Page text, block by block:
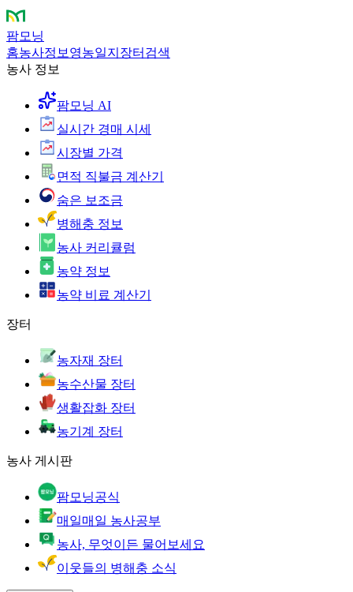
팜모닝
홈농사정보 영농일지 장터 검색
농사 정보
팜모닝 AI
실시간 경매 시세
시장별 가격
면적 직불금 계산기
숨은 보조금
병해충 정보
농사 커리큘럼
농약 정보
농약 비료 계산기
장터
농자재 장터
농수산물 장터
생활잡화 장터
농기계 장터
농사 게시판
팜모닝공식
매일매일 농사공부
농사, 무엇이든 물어보세요
이웃들의 병해충 소식